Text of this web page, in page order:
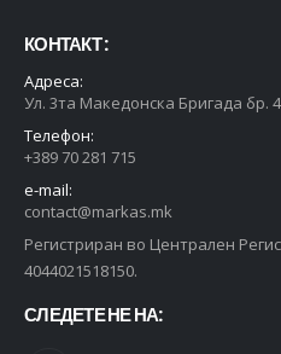
КОНТАКТ :
Адреса:
Ул. 3та Македонска Бригада бр.
Телефон:
+389 70 281 715
e-mail:
contact@markas.mk
Регистриран во Централен
4044021518150.
СЛЕДЕТЕ НЕ НА: